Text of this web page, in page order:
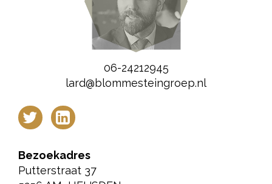
06-24212945
lard@blommesteingroep.nl
Bezoekadres
Putterstraat 37